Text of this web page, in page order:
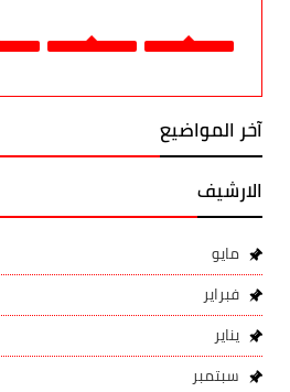
آخر المواضيع
الارشيف
مايو
فبراير
يناير
سبتمبر